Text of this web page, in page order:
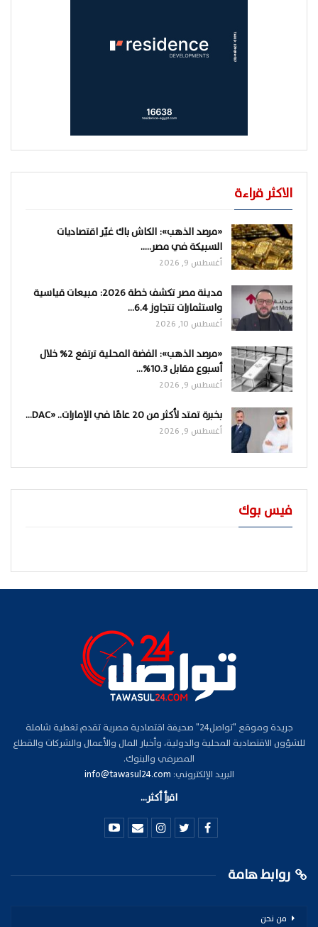
الاكثر قراءة
«مرصد الذهب»: الكاش باك غيّر اقتصاديات
السبيكة في مصر..…
أغسطس 9, 2026
مدينة مصر تكشف خطة 2026: مبيعات قياسية
واستثمارات تتجاوز 6.4…
أغسطس 10, 2026
«مرصد الذهب»: الفضة المحلية ترتفع 2% خلال
أسبوع مقابل 10.3%…
أغسطس 9, 2026
بخبرة تمتد لأكثر من 20 عامًا في الإمارات.. «DAC…
أغسطس 9, 2026
فيس بوك
جريدة وموقع "تواصل24" صحيفة اقتصادية مصرية تقدم تغطية شاملة
للشؤون الاقتصادية المحلية والدولية، وأخبار المال والأعمال والشركات والقطاع
المصرفي والبنوك.
البريد الإلكتروني: info@tawasul24.com
اقرأ أكثر...
روابط هامة
من نحن